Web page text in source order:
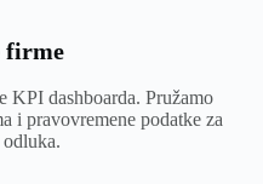
firme
KPI dashboarda. Pružamo
i pravovremene podatke za
odluka.